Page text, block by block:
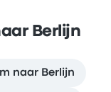
Berlijn
naar Berlijn